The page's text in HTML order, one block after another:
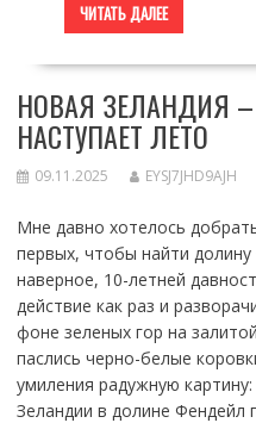
ЧИТАТЬ ДАЛЕЕ
НОВАЯ ЗЕЛАНДИЯ
НАСТУПАЕТ ЛЕТО
09.11.2025 EYSJ7JHD9AJH
Мне давно хотелось
первых, чтобы найти
наверное, 10-летней
действие как раз и
фоне зеленых гор на
паслись черно-белые
умиления радужную
Зеландии в долине Фендейл